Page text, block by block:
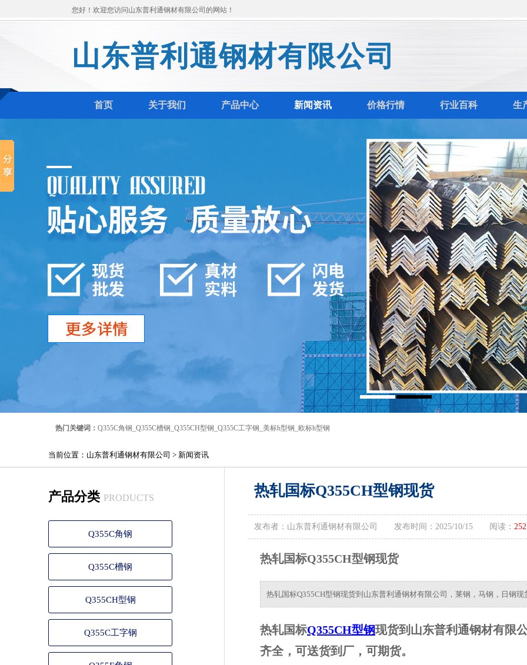
您好！欢迎您访问山东普利通钢材有限公司的网站！
山东普利通钢材有限公司
首页 关于我们 产品中心 新闻资讯 价格行情 行业百科 生
热门关键词： Q355C角钢 Q355C槽钢 Q355CH型钢 Q355C工字钢 美标h型钢 欧标h型钢
当前位置： 山东普利通钢材有限公司 > 新闻资讯
产品分类 PRODUCTS
Q355C角钢
Q355C槽钢
Q355CH型钢
Q355C工字钢
热轧国标Q355CH型钢现货
发布者：山东普利通钢材有限公司 发布时间：2025/10/15 阅读： 252
热轧国标Q355CH型钢现货
热轧国标Q355CH型钢现货到山东普利通钢材有限公司，莱钢，马钢，日钢
热轧国标Q355CH型钢现货到山东普利通钢材有限
齐全，可送货到厂，可期货。